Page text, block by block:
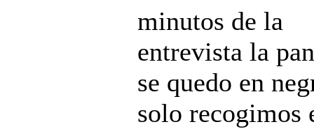
minutos de la
entrevista la
se quedo en
solo recogimos